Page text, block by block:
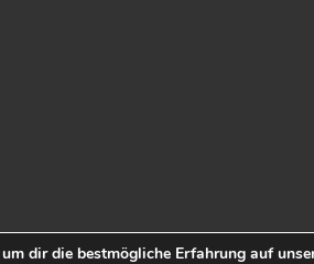
Spaciousvon ThemeGrill. Powered by:
dir die bestmögliche Erfahrung auf